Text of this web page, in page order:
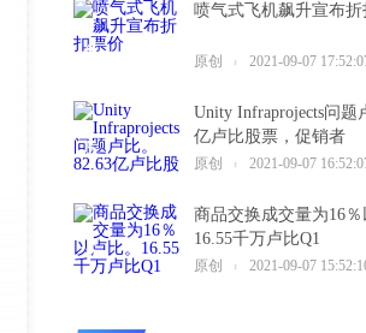
喷气式飞机飙升宣布折
原创 2021-09-07
4
Unity Infraprojects问题
亿卢比股票，促销者
原创 2021-09-07
5
商品交换成交量为16％
16.55千万卢比Q1
原创 2021-09-07
6